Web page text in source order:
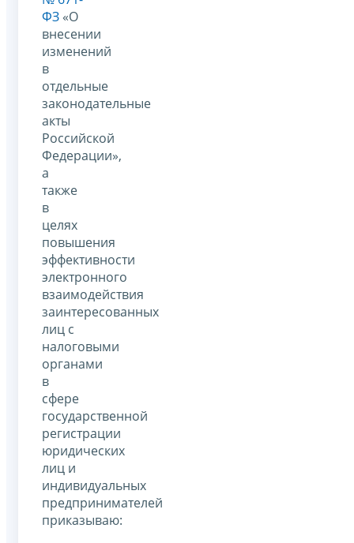
ФЗ «О
внесении
изменений
в
отдельные
законодательные
акты
Российской
Федерации»,
а
также
в
целях
повышения
эффективности
электронного
взаимодействия
заинтересованных
лиц с
налоговыми
органами
в
сфере
государственной
регистрации
юридических
лиц и
индивидуальных
предпринимателей
приказываю: